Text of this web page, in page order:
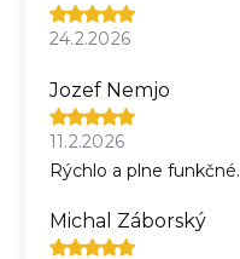
24.2.2026
Jozef Nemjo
11.2.2026
Rýchlo a plne funkčné.
Michal Záborský